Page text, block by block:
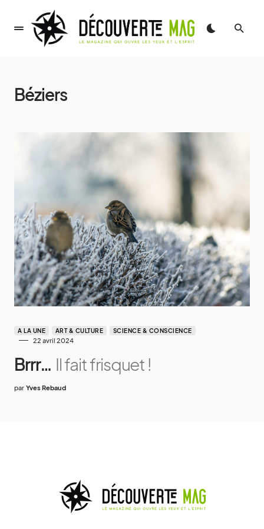
Béziers
A LA UNE ART & CULTURE SCIENCE & CONSCIENCE
22 avril 2024
Brrr… Il fait frisquet !
par Yves Rebaud